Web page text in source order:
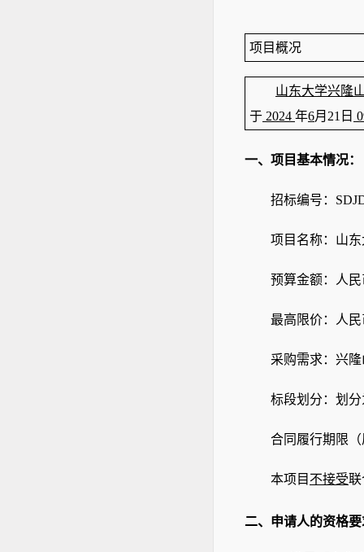
项目概况
山东大学兴隆
于 2024 年6月 21 日
一、项目基本情况：
招标编号：
项目名称：山
预算金额：人民
最高限价：人民
采购需求：兴
标段划分：划分
合同履行期限
本项目 不接受联
二、申请人的资格